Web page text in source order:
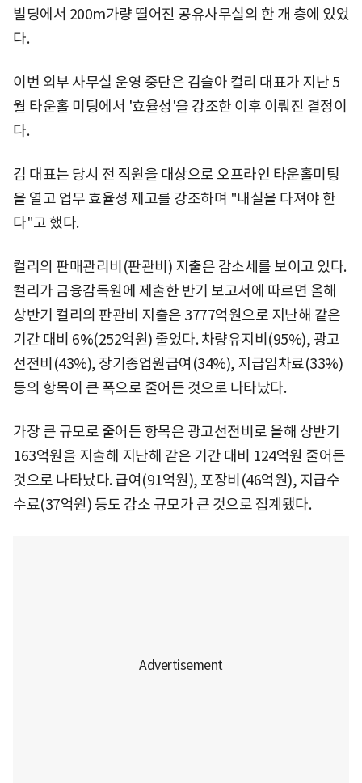
빌딩에서 200m가량 떨어진 공유사무실의 한 개 층에 있었
다.
이번 외부 사무실 운영 중단은 김슬아 컬리 대표가 지난 5
월 타운홀 미팅에서 '효율성'을 강조한 이후 이뤄진 결정이
다.
김 대표는 당시 전 직원을 대상으로 오프라인 타운홀미팅
을 열고 업무 효율성 제고를 강조하며 "내실을 다져야 한
다"고 했다.
컬리의 판매관리비(판관비) 지출은 감소세를 보이고 있다.
컬리가 금융감독원에 제출한 반기 보고서에 따르면 올해
상반기 컬리의 판관비 지출은 3777억원으로 지난해 같은
기간 대비 6%(252억원) 줄었다. 차량유지비(95%), 광고
선전비(43%), 장기종업원급여(34%), 지급임차료(33%)
등의 항목이 큰 폭으로 줄어든 것으로 나타났다.
가장 큰 규모로 줄어든 항목은 광고선전비로 올해 상반기
163억원을 지출해 지난해 같은 기간 대비 124억원 줄어든
것으로 나타났다. 급여(91억원), 포장비(46억원), 지급수
수료(37억원) 등도 감소 규모가 큰 것으로 집계됐다.